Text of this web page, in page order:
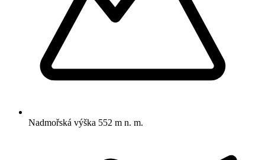
Nadmořská výška 552 m n. m.